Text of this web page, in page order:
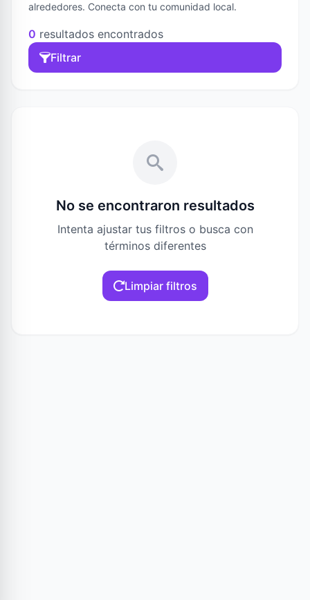
alrededores. Conecta con tu comunidad local.
0 resultados encontrados
Filtrar
No se encontraron resultados
Intenta ajustar tus filtros o busca con
términos diferentes
Limpiar filtros